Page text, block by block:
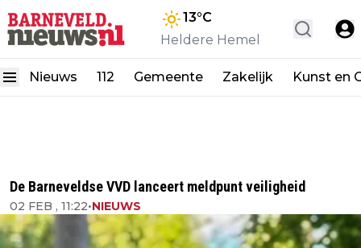
13°C
Heldere Hemel
Nieuws 112 Gemeente Zakelijk Kunst en
De Barneveldse VVD lanceert meldpunt veiligheid
02 FEB , 11:22•NIEUWS